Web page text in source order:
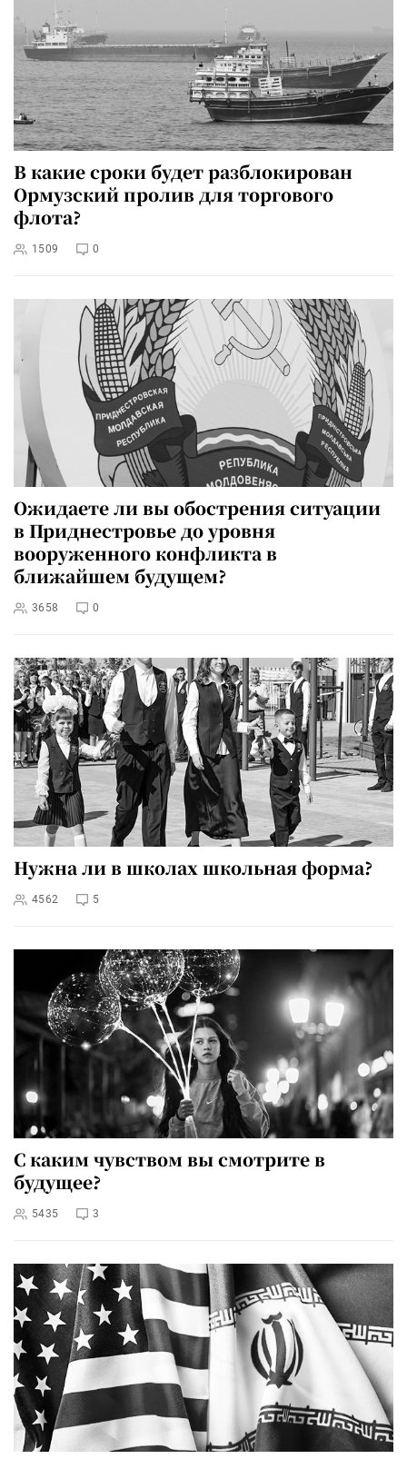
В какие сроки будет разблокирован
Ормузский пролив для торгового
флота?
1509 0
Ожидаете ли вы обострения ситуации
в Приднестровье до уровня
вооруженного конфликта в
ближайшем будущем?
3658 0
Нужна ли в школах школьная форма?
4562 5
С каким чувством вы смотрите в
будущее?
5435 3